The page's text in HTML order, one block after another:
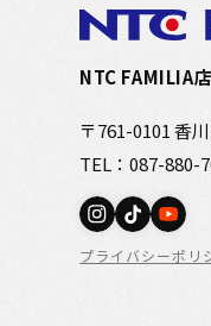
NTC FAMILIA
〒761-0101 香
TEL：087-880-
プライバシーポリ